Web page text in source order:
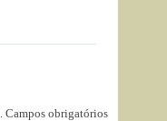
Campos obrigatórios